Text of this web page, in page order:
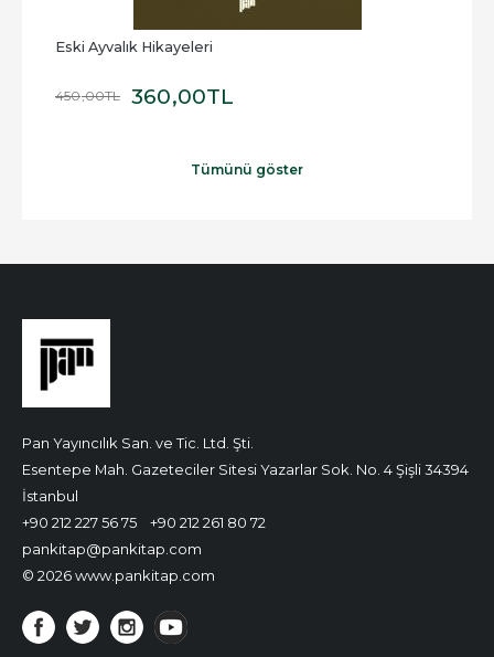
Eski Ayvalık Hikayeleri
450,00TL 360,00TL
Tümünü göster
Pan Yayıncılık San. ve Tic. Ltd. Şti.
Esentepe Mah. Gazeteciler Sitesi Yazarlar Sok. No. 4 Şişli 34394
İstanbul
+90 212 227 56 75
+90 212 261 80 72
pankitap@pankitap.com
© 2026 www.pankitap.com